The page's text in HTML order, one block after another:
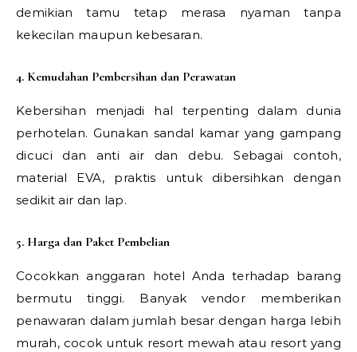
demikian tamu tetap merasa nyaman tanpa
kekecilan maupun kebesaran.
4. Kemudahan Pembersihan dan Perawatan
Kebersihan menjadi hal terpenting dalam dunia
perhotelan. Gunakan sandal kamar yang gampang
dicuci dan anti air dan debu. Sebagai contoh,
material EVA, praktis untuk dibersihkan dengan
sedikit air dan lap.
5. Harga dan Paket Pembelian
Cocokkan anggaran hotel Anda terhadap barang
bermutu tinggi. Banyak vendor memberikan
penawaran dalam jumlah besar dengan harga lebih
murah, cocok untuk resort mewah atau resort yang